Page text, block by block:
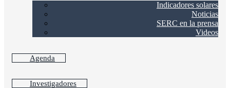
Indicadores solares
Noticias
SERC en la prensa
Videos
Agenda
Investigadores